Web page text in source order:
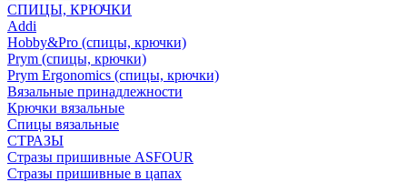
СПИЦЫ, КРЮЧКИ
Addi
Hobby&Pro (спицы, крючки)
Prym (спицы, крючки)
Prym Ergonomics (спицы, крючки)
Вязальные принадлежности
Крючки вязальные
Спицы вязальные
СТРАЗЫ
Стразы пришивные ASFOUR
Стразы пришивные в цапах